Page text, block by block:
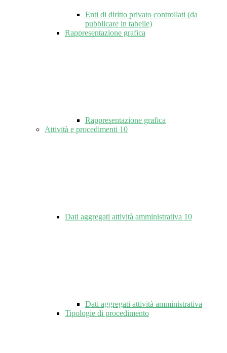
Enti di diritto privato controllati (da
pubblicare in tabelle)
Rappresentazione grafica
Rappresentazione grafica
Attività e procedimenti 10
Dati aggregati attività amministrativa 10
Dati aggregati attività amministrativa
Tipologie di procedimento